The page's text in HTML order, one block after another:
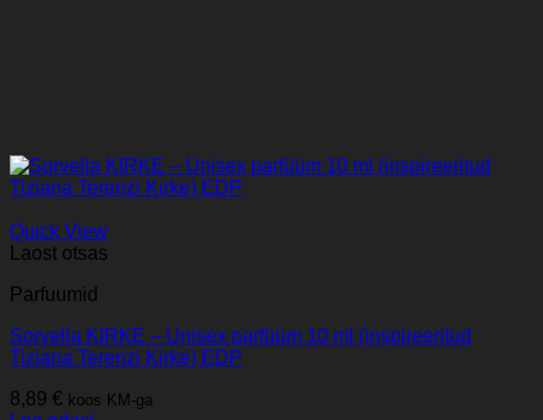
Quick View
Laost otsas
Parfuumid
Sorvella KIRKE – Unisex parfüüm 10 ml (inspireeritud
Tiziana Terenzi Kirke) EDP
8,89 € koos KM-ga